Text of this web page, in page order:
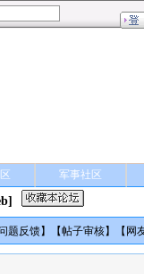
军事社区
题反馈】【帖子审核】【 网